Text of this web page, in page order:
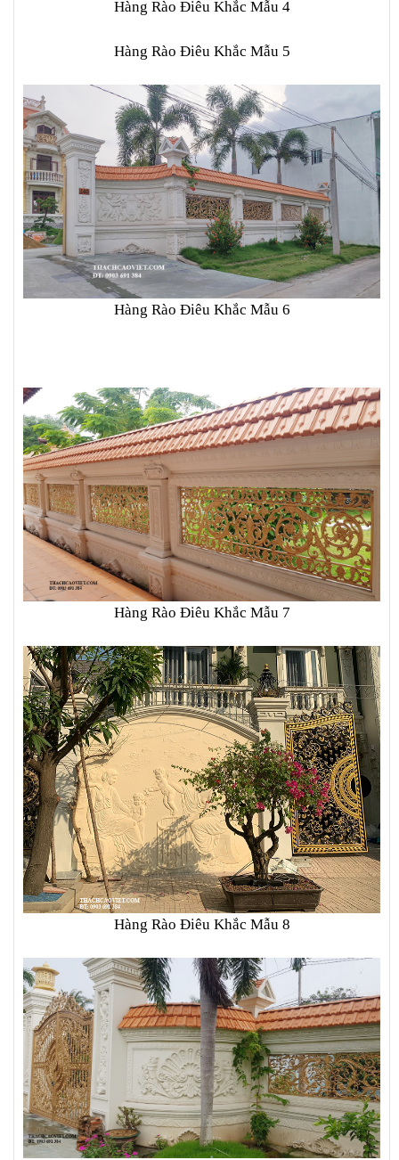
Hàng Rào Điêu Khắc Mẫu 4
Hàng Rào Điêu Khắc Mẫu 5
Hàng Rào Điêu Khắc Mẫu 6
Hàng Rào Điêu Khắc Mẫu 7
Hàng Rào Điêu Khắc Mẫu 8